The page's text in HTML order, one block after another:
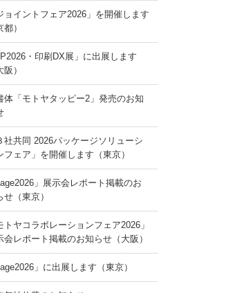
ョイントフェア2026」を開催します
都）
・印刷DX展」に出展します
阪）
体「モトヤタッピー2」発売のお知
社共同 2026パッケージソリューシ
フェア」を開催します（東京）
」展示会レポート掲載のお
せ（東京）
トヤコラボレーションフェア2026」
会レポート掲載のお知らせ（大阪）
」に出展します（東京）